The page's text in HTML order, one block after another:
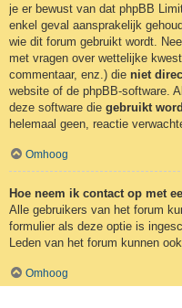
je er bewust van dat phpBB
enkel geval aansprakelijk
wie dit forum gebruikt wordt.
met vragen over wettelijke
commentaar, enz.) die niet
website of de phpBB-software.
deze software die gebruikt
helemaal geen, reactie
Omhoog
Hoe neem ik contact op met
Alle gebruikers van het forum
formulier als deze optie is
Leden van het forum kunnen
Omhoog